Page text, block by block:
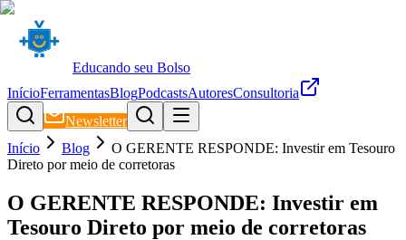
Educando seu Bolso
InícioFerramentasBlogPodcastsAutoresConsultoria
Newsletter
Início
Blog
O GERENTE RESPONDE: Investir em Tesouro
Direto por meio de corretoras
O GERENTE RESPONDE: Investir em
Tesouro Direto por meio de corretoras